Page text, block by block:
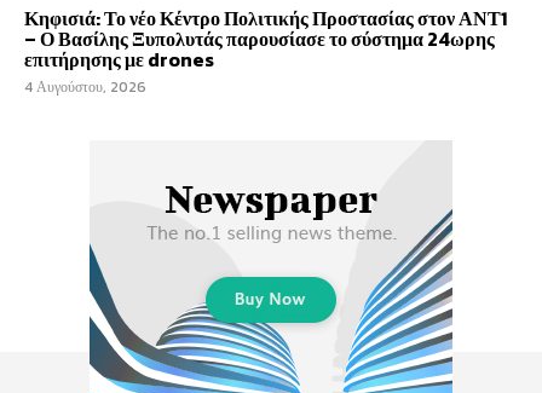
Κηφισιά: Το νέο Κέντρο Πολιτικής Προστασίας στον ΑΝΤ1
– Ο Βασίλης Ξυπολυτάς παρουσίασε το σύστημα 24ωρης
επιτήρησης με drones
4 Αυγούστου, 2026